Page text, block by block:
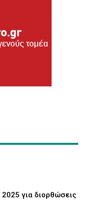
για διορθώσεις